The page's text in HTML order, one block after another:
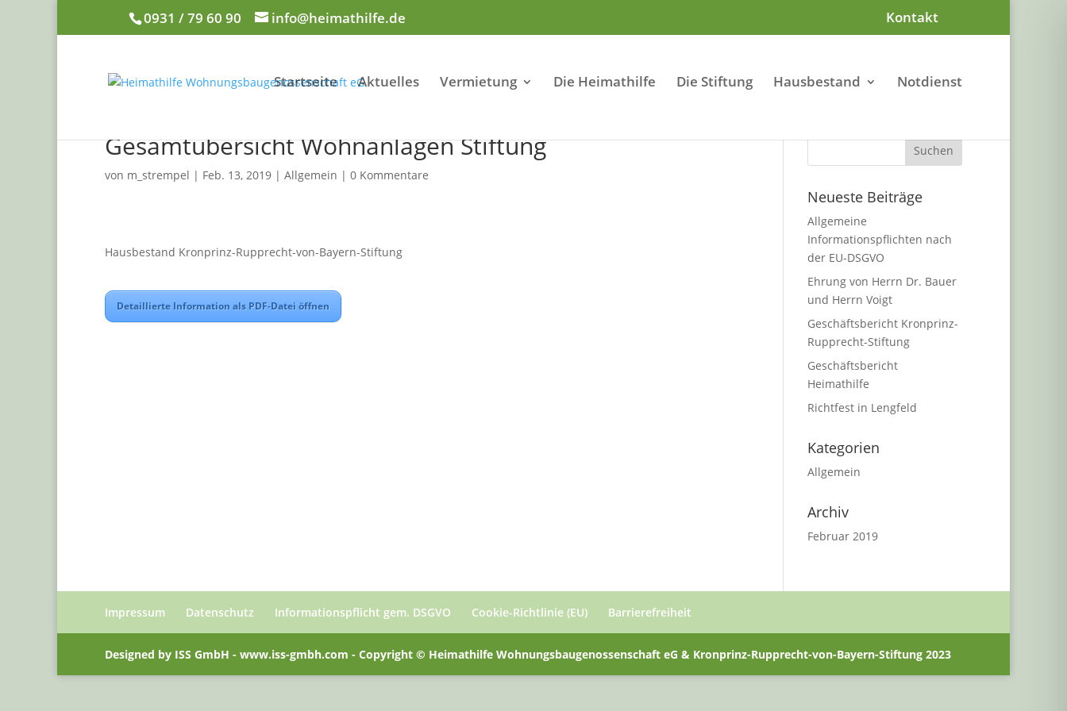
0931 / 79 60 90 info@heimathilfe.de Kontakt
Startseite Aktuelles Vermietung Die Heimathilfe Die Stiftung Hausbestand Notdienst
Gesamtübersicht Wohnanlagen Stiftung
von m_strempel | Feb. 13, 2019 | Allgemein | 0 Kommentare
Hausbestand Kronprinz-Rupprecht-von-Bayern-Stiftung
Detaillierte Information als PDF-Datei öffnen
Neueste Beiträge
Allgemeine
Informationspflichten nach
der EU-DSGVO
Ehrung von Herrn Dr. Bauer
und Herrn Voigt
Geschäftsbericht Kronprinz-
Rupprecht-Stiftung
Geschäftsbericht
Heimathilfe
Richtfest in Lengfeld
Kategorien
Allgemein
Archiv
Februar 2019
Impressum Datenschutz Informationspflicht gem. DSGVO Cookie-Richtlinie (EU) Barrierefreiheit
Designed by ISS GmbH - www.iss-gmbh.com - Copyright © Heimathilfe Wohnungsbaugenossenschaft eG & Kronprinz-Rupprecht-von-Bayern-Stiftung 2023